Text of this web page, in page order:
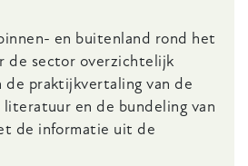
en buitenland rond het
de sector overzichtelijk
de praktijkvertaling van de
en de bundeling van
de informatie uit de